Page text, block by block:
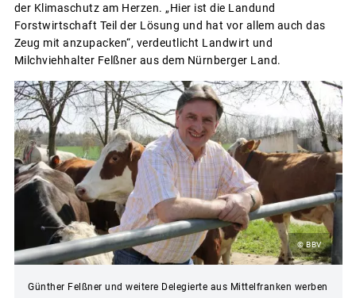
der Klimaschutz am Herzen. „Hier ist die Landund
Forstwirtschaft Teil der Lösung und hat vor allem auch das
Zeug mit anzupacken“, verdeutlicht Landwirt und
Milchviehhalter Felßner aus dem Nürnberger Land.
© BBV
Günther Felßner und weitere Delegierte aus Mittelfranken werben